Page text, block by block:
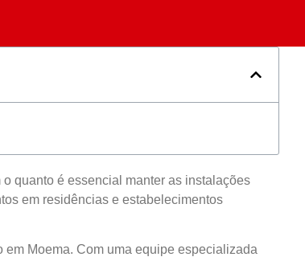
quanto é essencial manter as instalações
em residências e estabelecimentos
Moema. Com uma equipe especializada